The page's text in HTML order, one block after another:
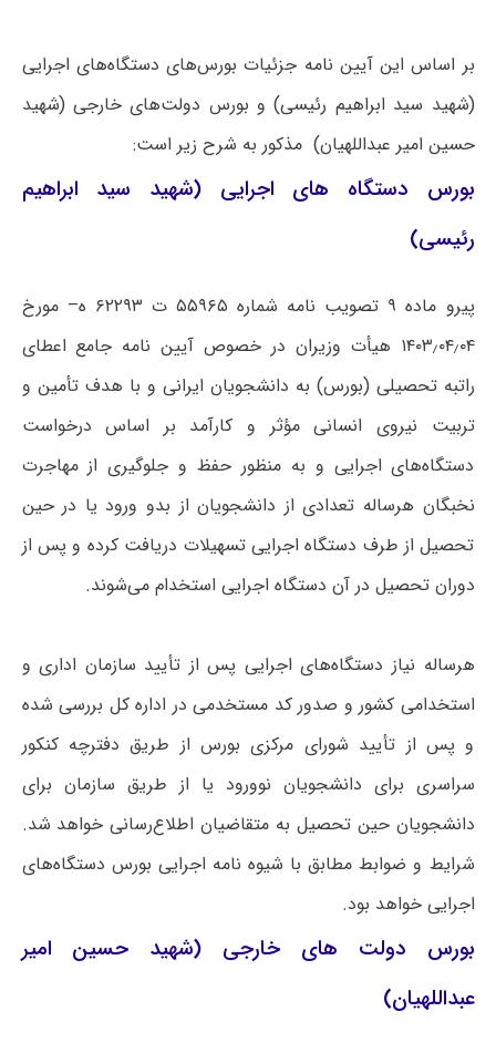
بر اساس این آیین نامه جزئیات بورس‌های دستگاه‌های اجرایی
(شهید سید ابراهیم رئیسی) و بورس دولت‌های خارجی (شهید
حسین امیر عبداللهیان) مذکور به شرح زیر است:
بورس دستگاه های اجرایی (شهید سید ابراهیم
رئیسی)
پیرو ماده ۹ تصویب نامه شماره ۵۵۹۶۵ ت ۶۲۲۹۳ ه– مورخ
۱۴۰۳٫۰۴٫۰۴ هیأت وزیران در خصوص آیین نامه جامع اعطای
راتبه تحصیلی (بورس) به دانشجویان ایرانی و با هدف تأمین و
تربیت نیروی انسانی مؤثر و کارآمد بر اساس درخواست
دستگاه‌های اجرایی و به منظور حفظ و جلوگیری از مهاجرت
نخبگان هرساله تعدادی از دانشجویان از بدو ورود یا در حین
تحصیل از طرف دستگاه اجرایی تسهیلات دریافت کرده و پس از
دوران تحصیل در آن دستگاه اجرایی استخدام می‌شوند.
هرساله نیاز دستگاه‌های اجرایی پس از تأیید سازمان اداری و
استخدامی کشور و صدور کد مستخدمی در اداره کل بررسی شده
و پس از تأیید شورای مرکزی بورس از طریق دفترچه کنکور
سراسری برای دانشجویان نوورود یا از طریق سازمان برای
دانشجویان حین تحصیل به متقاضیان اطلاع‌رسانی خواهد شد.
شرایط و ضوابط مطابق با شیوه نامه اجرایی بورس دستگاه‌های
اجرایی خواهد بود.
بورس دولت های خارجی (شهید حسین امیر
عبداللهیان)